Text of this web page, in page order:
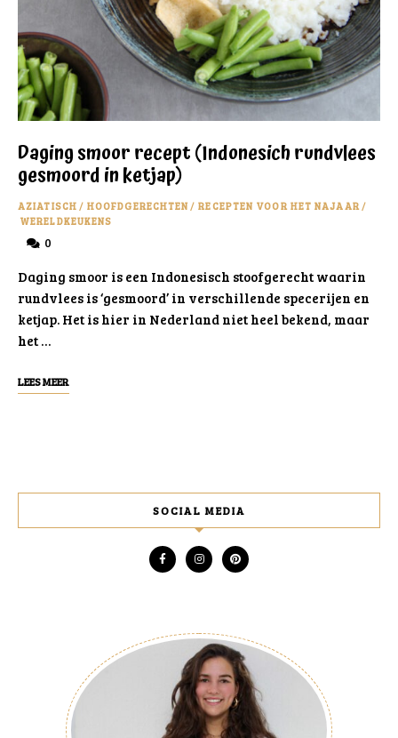
Daging smoor recept (Indonesich rundvlees
gesmoord in ketjap)
AZIATISCH / HOOFDGERECHTEN/ RECEPTEN VOOR HET NAJAAR/
WERELDKEUKENS
0
Daging smoor is een Indonesisch stoofgerecht waarin
rundvlees is ‘gesmoord’ in verschillende specerijen en
ketjap. Het is hier in Nederland niet heel bekend, maar
het …
LEES MEER
SOCIAL MEDIA